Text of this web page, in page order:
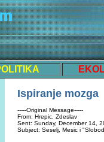
Ispiranje mozga
-----Original Message-----
From: Hrepic, Zdeslav
Sent: Sunday, December 14,
Subject: Seselj, Mesic i